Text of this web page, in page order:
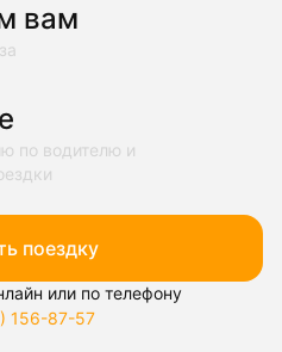
вам
по водителю и
поездку
или по телефону
156-87-57